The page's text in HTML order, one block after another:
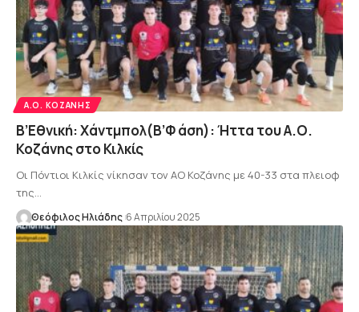
Α.Ο. ΚΟΖΆΝΗΣ
Β’Εθνική: Χάντμπολ(Β’Φ άση): Ήττα του Α.Ο.
Κοζάνης στο Κιλκίς
Οι Πόντιοι Κιλκίς νίκησαν τον ΑΟ Κοζάνης με 40-33 στα πλειοφ
της…
Θεόφιλος Ηλιάδης 6 Απριλίου 2025